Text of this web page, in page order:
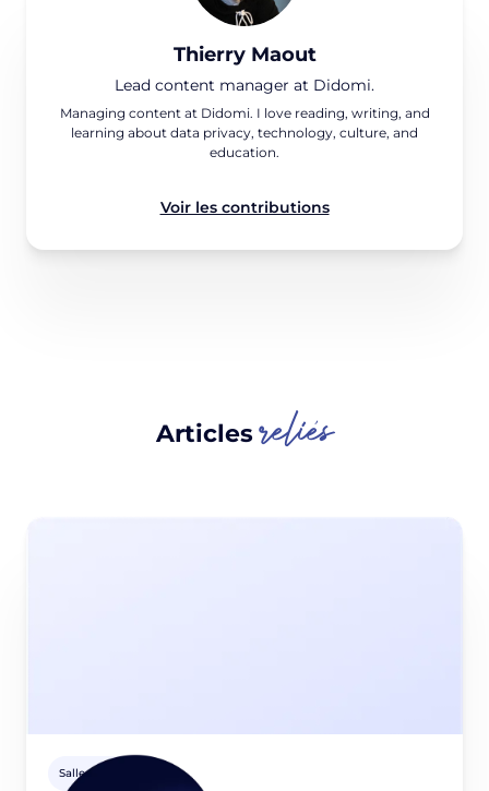
Thierry Maout
Lead content manager at Didomi.
Managing content at Didomi. I love reading, writing, and
learning about data privacy, technology, culture, and
education.
Voir les contributions
Articlesreliés
Salle de presse